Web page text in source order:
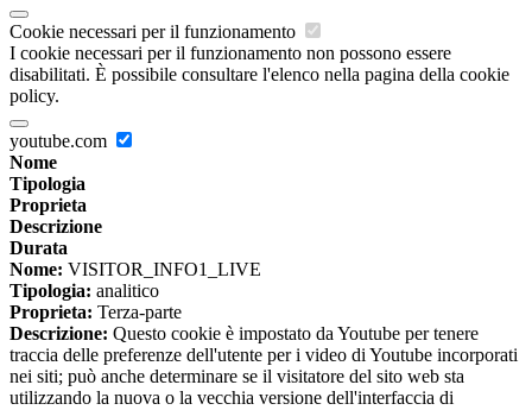
Cookie necessari per il funzionamento
I cookie necessari per il funzionamento non possono essere
disabilitati. È possibile consultare l'elenco nella pagina della cookie
policy.
youtube.com
Nome
Tipologia
Proprieta
Descrizione
Durata
Nome: VISITOR_INFO1_LIVE
Tipologia: analitico
Proprieta: Terza-parte
Descrizione: Questo cookie è impostato da Youtube per tenere
traccia delle preferenze dell'utente per i video di Youtube incorporati
nei siti; può anche determinare se il visitatore del sito web sta
utilizzando la nuova o la vecchia versione dell'interfaccia di